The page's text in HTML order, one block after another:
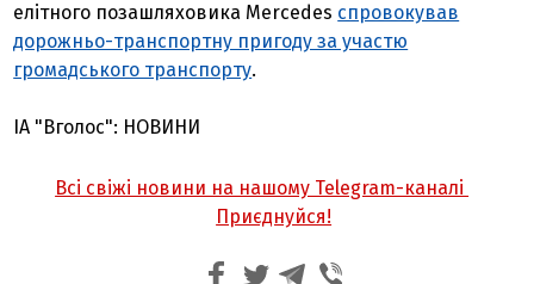
елітного позашляховика Mercedes спровокував
дорожньо-транспортну пригоду за участю
громадського транспорту.
ІА "Вголос": НОВИНИ
Всі свіжі новини на нашому Telegram-каналі
Приєднуйся!